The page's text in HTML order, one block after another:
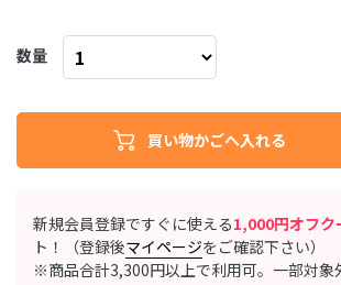
新規会員登録ですぐに使える1,000円オフク
ト！（登録後マイページをご確認下さい）
※商品合計3,300円以上で利用可。一部対象
数量